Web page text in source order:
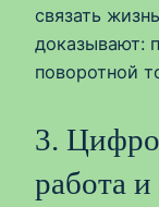
связать
доказывают:
поворотной
3.
работа